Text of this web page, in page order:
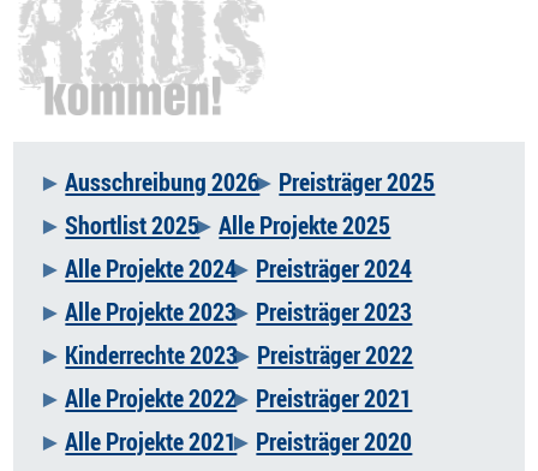
Navigation
überspringen
Ausschreibung 2026
Preisträger 2025
Shortlist 2025 Alle Projekte 2025
Alle Projekte 2024
Preisträger 2024
Alle Projekte 2023
Preisträger 2023
Kinderrechte 2023
Preisträger 2022
Alle Projekte 2022
Preisträger 2021
Alle Projekte 2021
Preisträger 2020